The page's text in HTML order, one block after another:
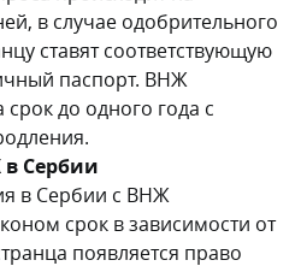
в случае одобрительного
ставят соответствующую
паспорт. ВНЖ
до одного года с
Сербии
в Сербии с ВНЖ
срок в зависимости от
появляется право